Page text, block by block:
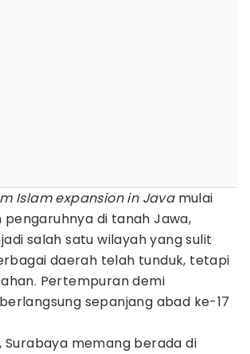
Islam expansion in Javamulai
di tanah Jawa,
salah satu wilayah yang sulit
daerah telah tunduk, tetapi
Pertempuran demi
sepanjang abad ke-17
Surabaya memang berada di